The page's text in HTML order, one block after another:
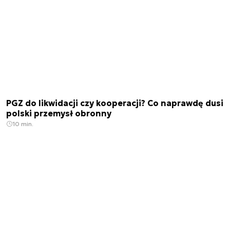
PGZ do likwidacji czy kooperacji? Co naprawdę dusi
polski przemysł obronny
10 min.